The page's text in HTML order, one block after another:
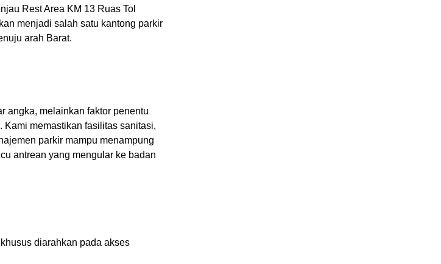
Rest Area KM 13 Ruas Tol
menjadi salah satu kantong parkir
arah Barat.
angka, melainkan faktor penentu
Kami memastikan fasilitas sanitasi,
parkir mampu menampung
antrean yang mengular ke badan
diarahkan pada akses